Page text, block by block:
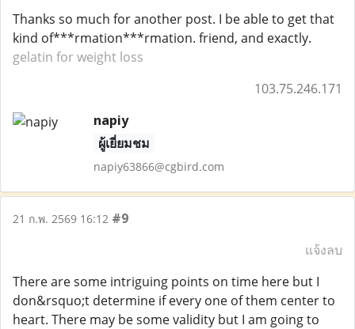
Thanks so much for another post. I be able to get that
kind of***rmation***rmation. friend, and exactly.
gelatin for weight loss
103.75.246.171
napiy
ผู้เยี่ยมชม
napiy63866@cgbird.com
21 ก.พ. 2569 16:12 #9
แจ้งลบ
There are some intriguing points on time here but I
don&rsquo;t determine if every one of them center to
heart. There may be some validity but I am going to